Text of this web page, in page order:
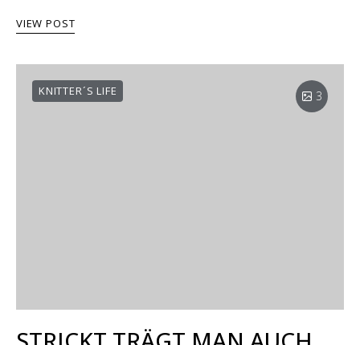
VIEW POST
KNITTER´S LIFE 3